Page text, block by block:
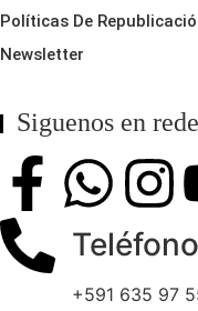
Políticas De
Newsletter
Siguenos en
Teléfono
+591 635 97